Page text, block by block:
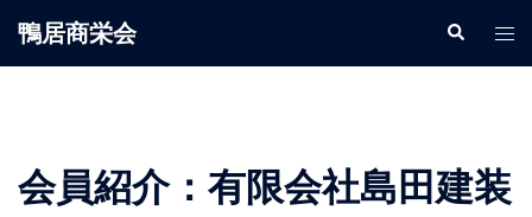
鴨居商栄会
会員紹介：有限会社島田建装